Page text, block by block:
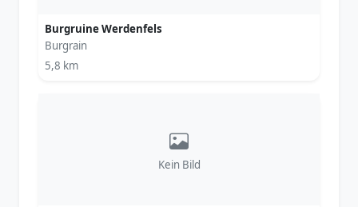
Burgruine Werdenfels
Burgrain
5,8 km
Kein Bild